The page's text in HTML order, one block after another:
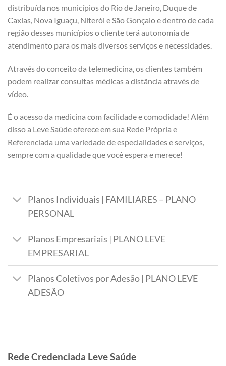
distribuída nos municípios do Rio de Janeiro, Duque de
Caxias, Nova Iguaçu, Niterói e São Gonçalo e dentro de cada
região desses municípios o cliente terá autonomia de
atendimento para os mais diversos serviços e necessidades.
Através do conceito da telemedicina, os clientes também
podem realizar consultas médicas a distância através de
vídeo.
É o acesso da medicina com facilidade e comodidade! Além
disso a Leve Saúde oferece em sua Rede Própria e
Referenciada uma variedade de especialidades e serviços,
sempre com a qualidade que você espera e merece!
Planos Individuais | FAMILIARES – PLANO
PERSONAL
Planos Empresariais | PLANO LEVE
EMPRESARIAL
Planos Coletivos por Adesão | PLANO LEVE
ADESÃO
Rede Credenciada Leve Saúde